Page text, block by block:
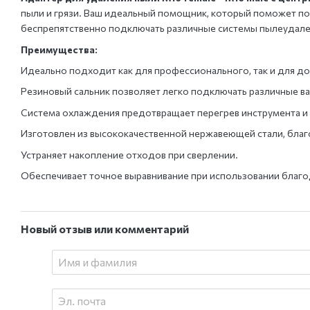
пыли и грязи. Ваш идеальный помощник, который поможет
беспрепятственно подключать различные системы
Преимущества:
Идеально подходит как для профессионального, так и для
Резиновый сальник позволяет легко подключать различные
Система охлаждения предотвращает перегрев инструмента
Изготовлен из высококачественной нержавеющей стали,
Устраняет накопление отходов при сверлении.
Обеспечивает точное выравнивание при использовании
Новый отзыв или комментарий